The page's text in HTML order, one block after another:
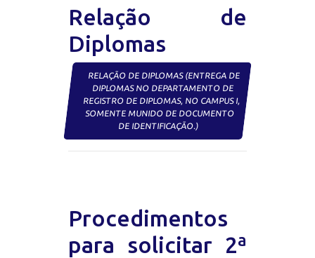
Relação de
Diplomas
RELAÇÃO DE DIPLOMAS (ENTREGA DE
DIPLOMAS NO DEPARTAMENTO DE
REGISTRO DE DIPLOMAS, NO CAMPUS I,
SOMENTE MUNIDO DE DOCUMENTO
DE IDENTIFICAÇÃO.)
Procedimentos
para solicitar 2ª